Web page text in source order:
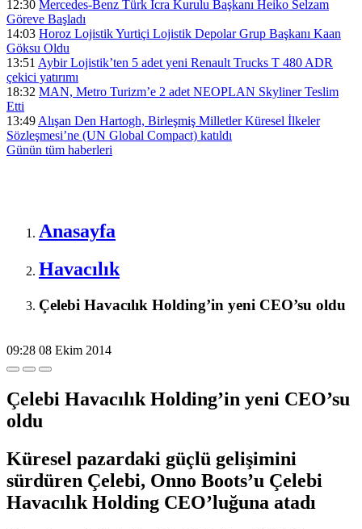
12:30 Mercedes-Benz Türk İcra Kurulu Başkanı Heiko Selzam
Göreve Başladı
14:03 Horoz Lojistik Yurtiçi Lojistik Depolar Grup Başkanı Kaan
Göksu Oldu
13:51 Aybir Lojistik’ten 5 adet yeni Renault Trucks T 480 ADR
çekici yatırımı
18:32 MAN, Metro Turizm’e 2 adet NEOPLAN Skyliner Teslim
Etti
13:49 Alışan Den Hartogh, Birleşmiş Milletler Küresel İlkeler
Sözleşmesi’ne (UN Global Compact) katıldı
Günün tüm haberleri
Anasayfa
Havacılık
Çelebi Havacılık Holding’in yeni CEO’su oldu
09:28 08 Ekim 2014
Çelebi Havacılık Holding’in yeni CEO’su
oldu
Küresel pazardaki güçlü gelişimini
sürdüren Çelebi, Onno Boots’u Çelebi
Havacılık Holding CEO’luğuna atadı